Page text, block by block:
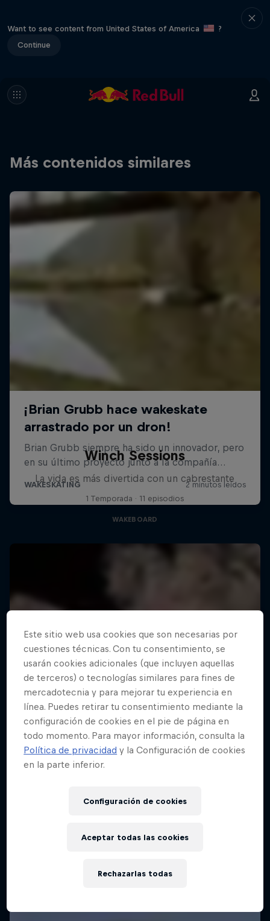
Want to see content from United States of America
?
Continue
Más contenidos similares
Winch Sessions
La vida es más divertida con un cabrestante
1 Temporada · 11 episodios
WAKEBOARD
Este sitio web usa cookies que son necesarias por
cuestiones técnicas. Con tu consentimiento, se
usarán cookies adicionales (que incluyen aquellas
de terceros) o tecnologías similares para fines de
mercadotecnia y para mejorar tu experiencia en
línea. Puedes retirar tu consentimiento mediante la
configuración de cookies en el pie de página en
todo momento. Para mayor información, consulta la
Política de privacidad y la Configuración de cookies
en la parte inferior.
Configuración de cookies
Rechazarlas todas
Aceptar todas las cookies